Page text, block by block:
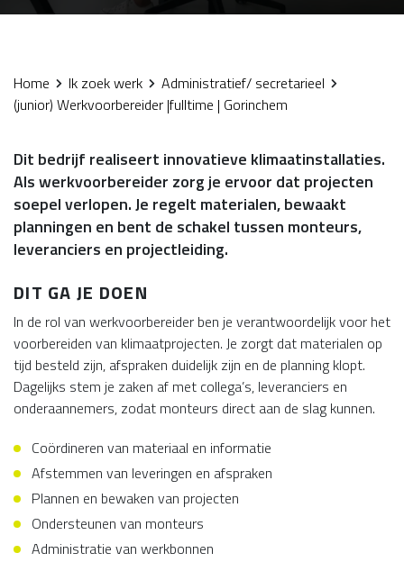
Home Ik zoek werk
Administratief/ secretarieel
(junior) Werkvoorbereider |fulltime | Gorinchem
Dit bedrijf realiseert innovatieve klimaatinstallaties.
Als werkvoorbereider zorg je ervoor dat projecten
soepel verlopen. Je regelt materialen, bewaakt
planningen en bent de schakel tussen monteurs,
leveranciers en projectleiding.
DIT GA JE DOEN
In de rol van werkvoorbereider ben je verantwoordelijk voor het
voorbereiden van klimaatprojecten. Je zorgt dat materialen op
tijd besteld zijn, afspraken duidelijk zijn en de planning klopt.
Dagelijks stem je zaken af met collega’s, leveranciers en
onderaannemers, zodat monteurs direct aan de slag kunnen.
Coördineren van materiaal en informatie
Afstemmen van leveringen en afspraken
Plannen en bewaken van projecten
Ondersteunen van monteurs
Administratie van werkbonnen